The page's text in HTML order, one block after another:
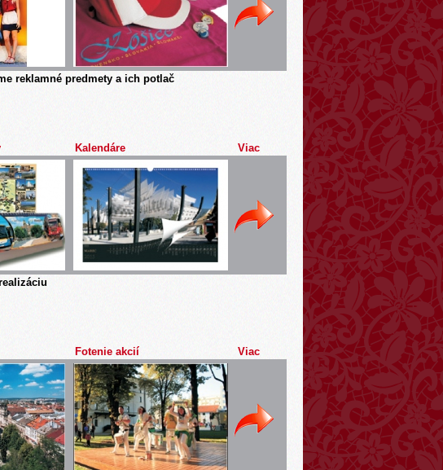
reklamné predmety a ich potlač
Kalendáre Viac
Fotenie akcií Viac